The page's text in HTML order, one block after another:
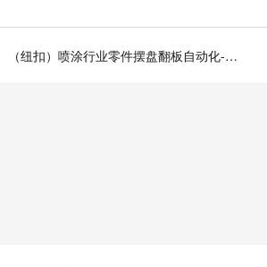
（纽扣）喷涂行业零件摆盘翻板自动化-应用案例